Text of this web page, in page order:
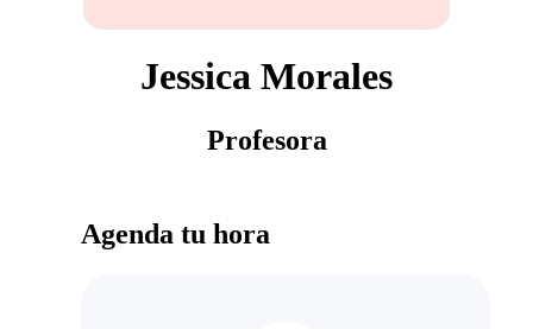
Jessica Morales
Profesora
Agenda tu hora